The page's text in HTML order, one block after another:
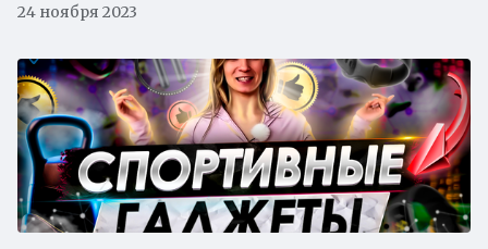
24 ноября 2023